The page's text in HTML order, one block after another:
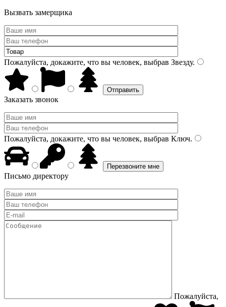
Вызвать замерщика
Пожалуйста, докажите, что вы человек, выбрав Звезду.
Заказать звонок
Пожалуйста, докажите, что вы человек, выбрав Ключ.
Письмо директору
Пожалуйста,